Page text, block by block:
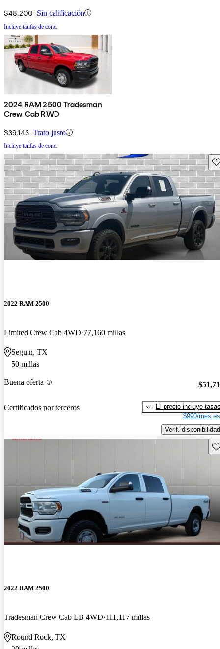
$48,200 Sin calificación
Incluye tarifas de conc.
2024 RAM 2500 Tradesman
Crew Cab RWD
$39,143 Trato justo
Incluye tarifas de conc.
2022 RAM 2500
Limited Crew Cab 4WD 77,160 millas
Seguin, TX
50 millas
Buena oferta
Certificados por terceros
El precio incluye tasas
$990/mes
Verif. disponibilidad
2022 RAM 2500
Tradesman Crew Cab LB 4WD 111,117 millas
Round Rock, TX